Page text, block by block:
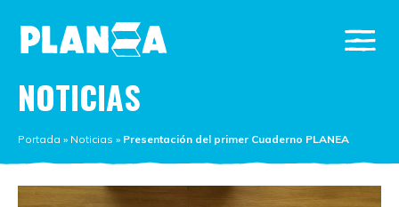
NOTICIAS
Portada » Noticias » Presentación del primer Cuaderno PLANEA